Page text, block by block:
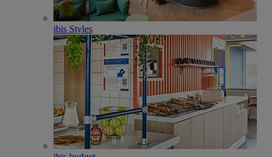
ibis Styles